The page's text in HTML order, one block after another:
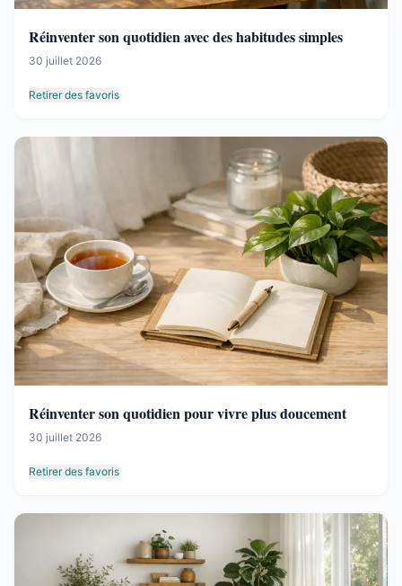
Réinventer son quotidien avec des habitudes simples
30 juillet 2026
Retirer des favoris
Réinventer son quotidien pour vivre plus doucement
30 juillet 2026
Retirer des favoris